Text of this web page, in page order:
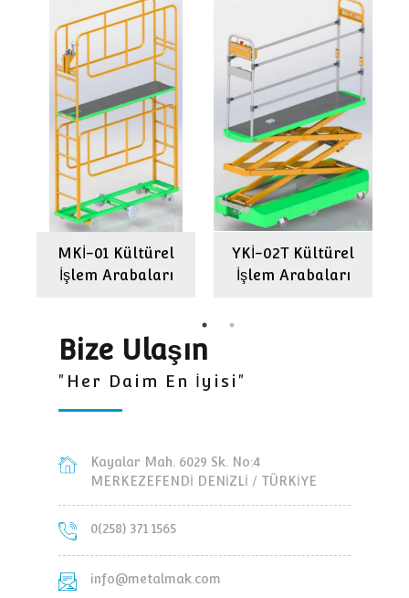
MKİ-01 Kültürel
İşlem Arabaları
YKİ-02T Kültürel
İşlem Arabaları
Bize Ulaşın
"Her Daim En İyisi"
Kayalar Mah. 6029 Sk. No:4
MERKEZEFENDİ DENİZLİ / TÜRKİYE
0(258) 371 1565
info@metalmak.com